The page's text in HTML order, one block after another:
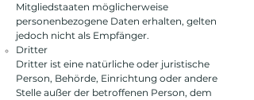
Mitgliedstaaten möglicherweise
personenbezogene Daten erhalten, gelten
jedoch nicht als Empfänger.
Dritter
Dritter ist eine natürliche oder juristische
Person, Behörde, Einrichtung oder andere
Stelle außer der betroffenen Person, dem